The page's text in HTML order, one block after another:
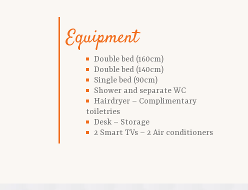
Equipment
Double bed (160cm)
Double bed (140cm)
Single bed (90cm)
Shower and separate WC
Hairdryer – Complimentary
toiletries
Desk – Storage
2 Smart TVs – 2 Air conditioners